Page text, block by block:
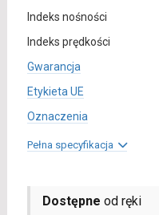
Indeks nośności
Indeks prędkości
Gwarancja
Etykieta UE
Oznaczenia
Pełna specyfikacja
Dostępne od ręki